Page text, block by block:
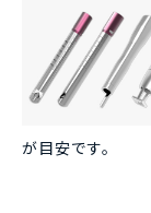
が目安です。